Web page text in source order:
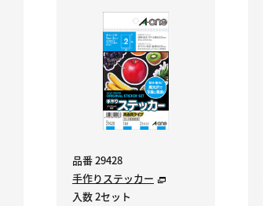
品番 29428
手作りステッカー
入数 2セット